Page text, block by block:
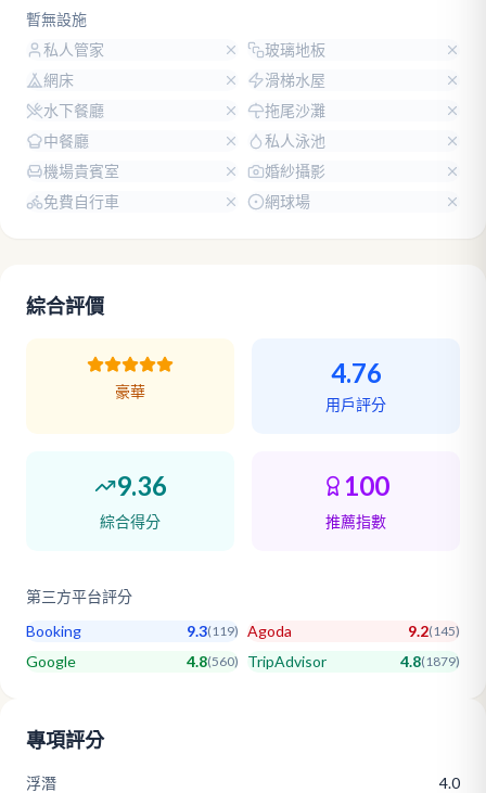
暫無設施
私人管家
玻璃地板
網床
滑梯水屋
水下餐廳
拖尾沙灘
中餐廳
私人泳池
機場貴賓室
婚紗攝影
免費自行車
網球場
綜合評價
豪華
4.76
用戶評分
9.36
綜合得分
100
推薦指數
第三方平台評分
Booking 9.3(119) Agoda 9.2(145)
Google 4.8(560) TripAdvisor 4.8(1879)
專項評分
浮潛
4.0